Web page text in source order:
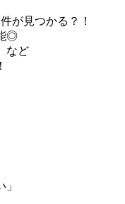
が見つかる？！
◎
など